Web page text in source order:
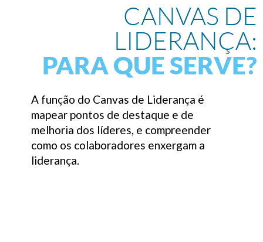
CANVAS DE
LIDERANÇA:
PARA QUE SERVE?
A função do Canvas de Liderança é
mapear pontos de destaque e de
melhoria dos líderes, e compreender
como os colaboradores enxergam a
liderança.